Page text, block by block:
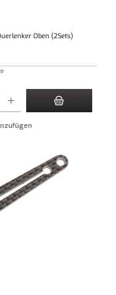
Oben (2Sets)